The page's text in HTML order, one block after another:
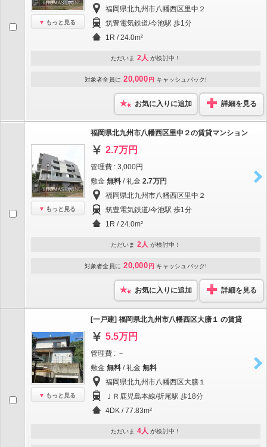
もっと見る
福岡県北九州市八幡西区里中２
筑豊電気鉄道/今池駅 歩1分
1R / 24.0m²
ただいま 2人 が検討中！
対象者全員に 20,000 円 キャッシュバック!
お気に入りに追加 詳細を見る
もっと見る
福岡県北九州市八幡西区里中２の賃貸マンション
2.7万円
管理費 : 3,000円
敷金 無料 / 礼金 2.7万円
福岡県北九州市八幡西区里中２
筑豊電気鉄道/今池駅 歩1分
1R / 24.0m²
ただいま 2人 が検討中！
対象者全員に 20,000 円 キャッシュバック!
お気に入りに追加 詳細を見る
もっと見る
[一戸建] 福岡県北九州市八幡西区大膳１ の賃貸
5.5万円
管理費 : －
敷金 無料 / 礼金 無料
福岡県北九州市八幡西区大膳１
ＪＲ鹿児島本線/折尾駅 歩18分
4DK / 77.83m²
ただいま 4人 が検討中！